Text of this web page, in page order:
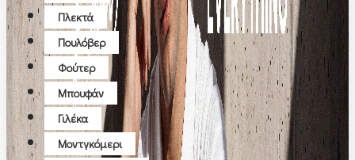
Πλεκτά
Πουλόβερ
Φούτερ
Μπουφάν
Γιλέκα
Μοντγκόμερι